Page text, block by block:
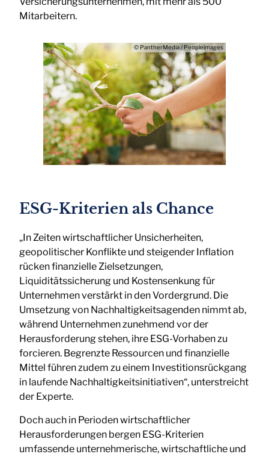
Mitarbeitern.
© PantherMedia / Peopleimages
ESG-Kriterien als Chance
„In Zeiten wirtschaftlicher Unsicherheiten,
geopolitischer Konflikte und steigender Inflation
rücken finanzielle Zielsetzungen,
Liquiditätssicherung und Kostensenkung für
Unternehmen verstärkt in den Vordergrund. Die
Umsetzung von Nachhaltigkeitsagenden nimmt ab,
während Unternehmen zunehmend vor der
Herausforderung stehen, ihre ESG-Vorhaben zu
forcieren. Begrenzte Ressourcen und finanzielle
Mittel führen zudem zu einem Investitionsrückgang
in laufende Nachhaltigkeitsinitiativen“, unterstreicht
der Experte.
Doch auch in Perioden wirtschaftlicher
Herausforderungen bergen ESG-Kriterien
umfassende unternehmerische, wirtschaftliche und